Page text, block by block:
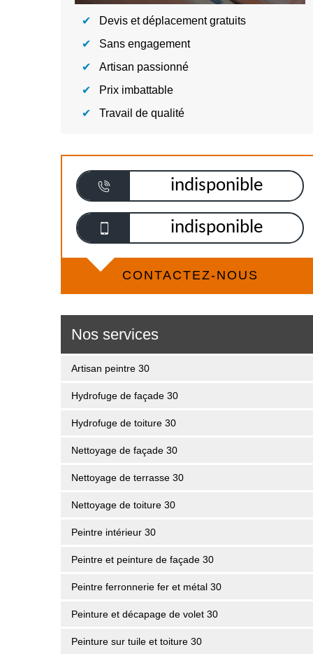
Devis et déplacement gratuits
Sans engagement
Artisan passionné
Prix imbattable
Travail de qualité
indisponible
indisponible
CONTACTEZ-NOUS
Nos services
Artisan peintre 30
Hydrofuge de façade 30
Hydrofuge de toiture 30
Nettoyage de façade 30
Nettoyage de terrasse 30
Nettoyage de toiture 30
Peintre intérieur 30
Peintre et peinture de façade 30
Peintre ferronnerie fer et métal 30
Peinture et décapage de volet 30
Peinture sur tuile et toiture 30